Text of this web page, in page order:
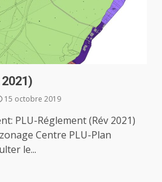
15 octobre 2019
PLU-Réglement (Rév 2021)
Centre PLU-Plan
le...